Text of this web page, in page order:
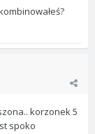
korzonek 5
spoko